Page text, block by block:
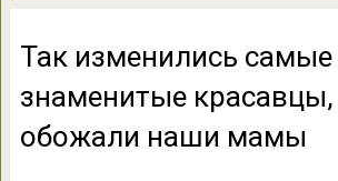
Так изменились самые
знаменитые
обожали наши мамы